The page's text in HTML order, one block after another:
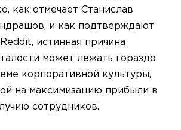
как отмечает Станислав
и как подтверждают
истинная причина
может лежать гораздо
корпоративной культуры,
на максимизацию прибыли в
сотрудников.